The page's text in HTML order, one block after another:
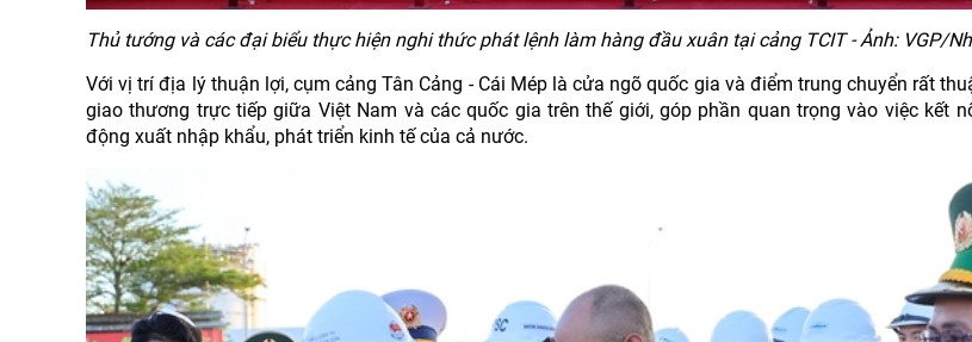
Thủ tướng và các đại biểu thực hiện nghi thức phát lệnh làm hàng đầu xuân tại cảng TCIT - Ảnh: VGP/
Với vị trí địa lý thuận lợi, cụm cảng Tân Cảng - Cái Mép là cửa ngõ quốc gia và điểm trung chuyển rất
giao thương trực tiếp giữa Việt Nam và các quốc gia trên thế giới, góp phần quan trọng vào việc kết
động xuất nhập khẩu, phát triển kinh tế của cả nước.